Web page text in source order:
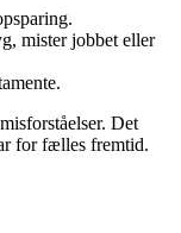
mister jobbet eller
Det
for fælles fremtid.